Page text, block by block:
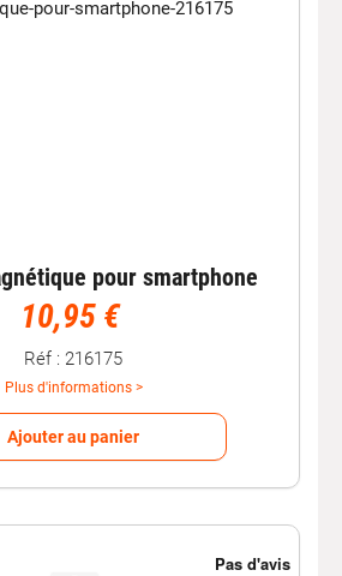
pour smartphone
10,95 €
Réf : 216175
Plus d'informations >
Ajouter au panier